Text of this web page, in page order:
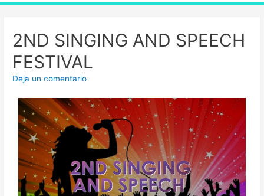
2ND SINGING AND SPEECH
FESTIVAL
Deja un comentario